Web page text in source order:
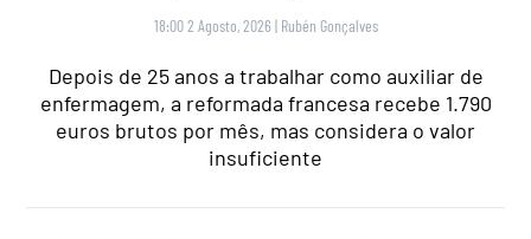
18:00 2 Agosto, 2026 | Rubén Gonçalves
Depois de 25 anos a trabalhar como auxiliar de
enfermagem, a reformada francesa recebe 1.790
euros brutos por mês, mas considera o valor
insuficiente